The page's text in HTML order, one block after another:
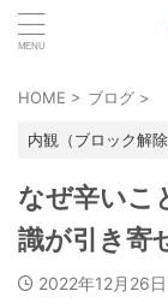
HOME > ブログ >
内観（ブロック解除
なぜ辛いこ
識が引き寄
2022年12月26日